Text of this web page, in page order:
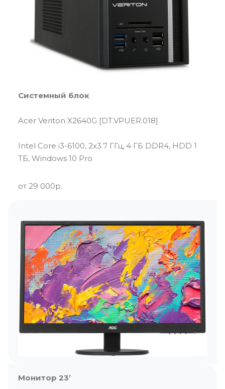
Системный блок
Acer Veriton X2640G [DT.VPUER.018]
Intel Core i3-6100, 2x3.7 ГГц, 4 ГБ DDR4, HDD 1
ТБ, Windows 10 Pro
от 29 000р.
Монитор 23’